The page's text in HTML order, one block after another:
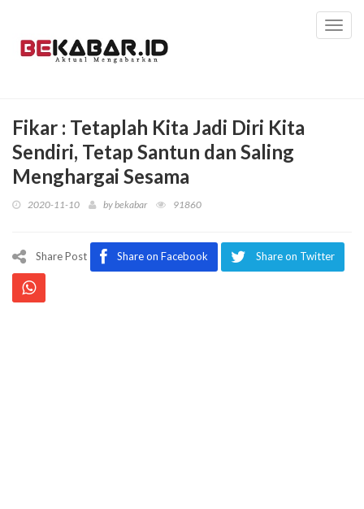
Fikar : Tetaplah Kita Jadi Diri Kita
Sendiri, Tetap Santun dan Saling
Menghargai Sesama
2020-11-10 bybekabar 91860
Share Post Share on Facebook Share on Twitter